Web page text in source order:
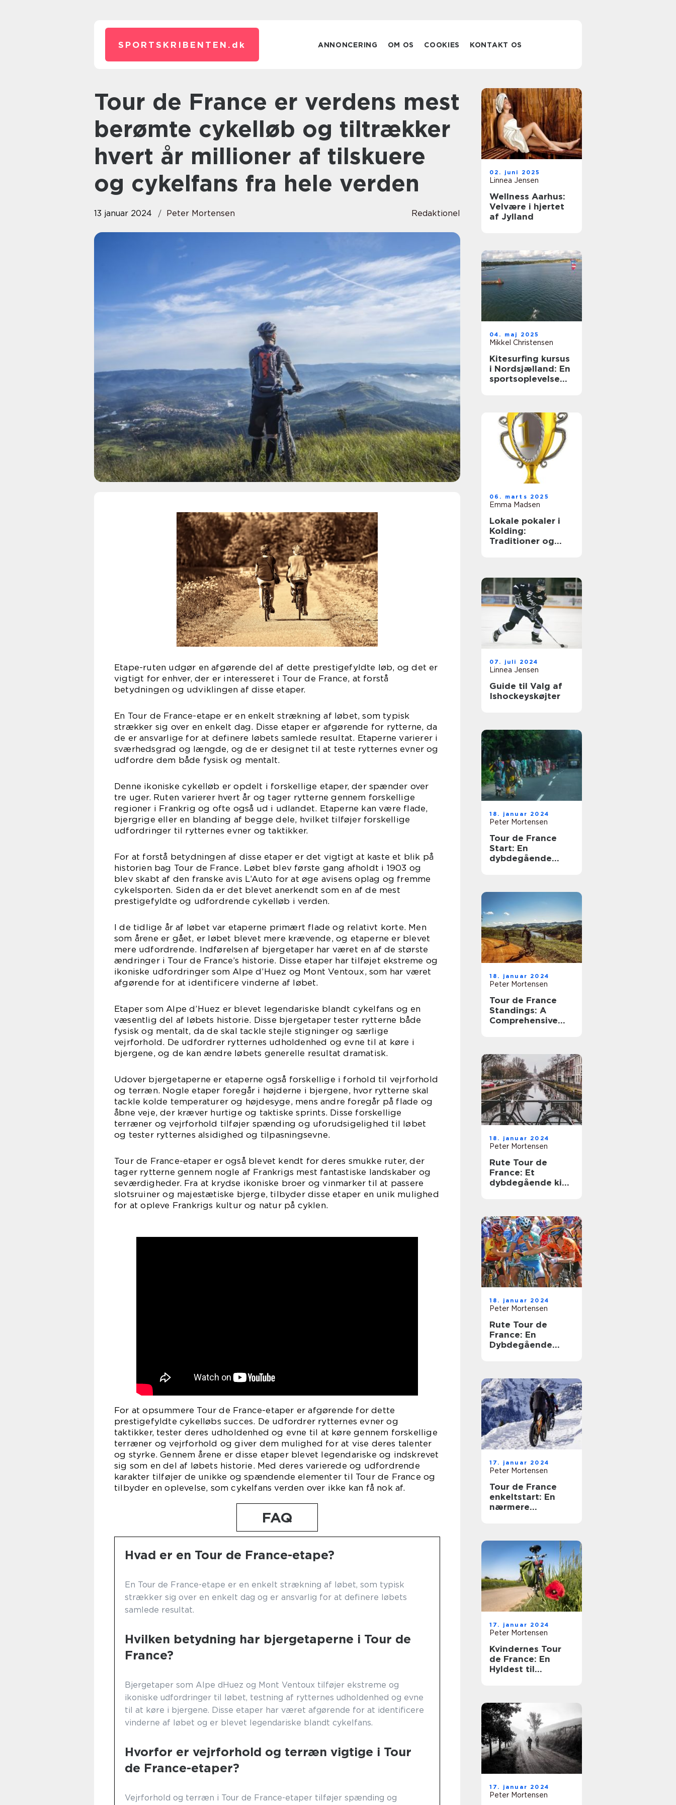
SPORTSKRIBENTEN. dk ANNONCERING OM OS COOKIES KONTAKT OS
Tour de France er verdens mest
berømte cykelløb og tiltrækker
hvert år millioner af tilskuere
og cykelfans fra hele verden
13 januar 2024 Peter Mortensen Redaktionel
Etape-ruten udgør en afgørende del af dette prestigefyldte løb, og det er
vigtigt for enhver, der er interesseret i Tour de France, at forstå
betydningen og udviklingen af disse etaper.
En Tour de France-etape er en enkelt strækning af løbet, som typisk
strækker sig over en enkelt dag. Disse etaper er afgørende for rytterne, da
de er ansvarlige for at definere løbets samlede resultat. Etaperne varierer i
sværhedsgrad og længde, og de er designet til at teste rytternes evner og
udfordre dem både fysisk og mentalt.
Denne ikoniske cykelløb er opdelt i forskellige etaper, der spænder over
tre uger. Ruten varierer hvert år og tager rytterne gennem forskellige
regioner i Frankrig og ofte også ud i udlandet. Etaperne kan være flade,
bjergrige eller en blanding af begge dele, hvilket tilføjer forskellige
udfordringer til rytternes evner og taktikker.
For at forstå betydningen af disse etaper er det vigtigt at kaste et blik på
historien bag Tour de France. Løbet blev første gang afholdt i 1903 og
blev skabt af den franske avis L’Auto for at øge avisens oplag og fremme
cykelsporten. Siden da er det blevet anerkendt som en af de mest
prestigefyldte og udfordrende cykelløb i verden.
I de tidlige år af løbet var etaperne primært flade og relativt korte. Men
som årene er gået, er løbet blevet mere krævende, og etaperne er blevet
mere udfordrende. Indførelsen af bjergetaper har været en af de største
ændringer i Tour de France’s historie. Disse etaper har tilføjet ekstreme og
ikoniske udfordringer som Alpe d’Huez og Mont Ventoux, som har været
afgørende for at identificere vinderne af løbet.
Etaper som Alpe d’Huez er blevet legendariske blandt cykelfans og en
væsentlig del af løbets historie. Disse bjergetaper tester rytterne både
fysisk og mentalt, da de skal tackle stejle stigninger og særlige
vejrforhold. De udfordrer rytternes udholdenhed og evne til at køre i
bjergene, og de kan ændre løbets generelle resultat dramatisk.
Udover bjergetaperne er etaperne også forskellige i forhold til vejrforhold
og terræn. Nogle etaper foregår i højderne i bjergene, hvor rytterne skal
tackle kolde temperaturer og højdesyge, mens andre foregår på flade og
åbne veje, der kræver hurtige og taktiske sprints. Disse forskellige
terræner og vejrforhold tilføjer spænding og uforudsigelighed til løbet
og tester rytternes alsidighed og tilpasningsevne.
Tour de France-etaper er også blevet kendt for deres smukke ruter, der
tager rytterne gennem nogle af Frankrigs mest fantastiske landskaber og
seværdigheder. Fra at krydse ikoniske broer og vinmarker til at passere
slotsruiner og majestætiske bjerge, tilbyder disse etaper en unik mulighed
for at opleve Frankrigs kultur og natur på cyklen.
For at opsummere Tour de France-etaper er afgørende for dette
prestigefyldte cykelløbs succes. De udfordrer rytternes evner og
taktikker, tester deres udholdenhed og evne til at køre gennem forskellige
terræner og vejrforhold og giver dem mulighed for at vise deres talenter
og styrke. Gennem årene er disse etaper blevet legendariske og indskrevet
sig som en del af løbets historie. Med deres varierede og udfordrende
karakter tilføjer de unikke og spændende elementer til Tour de France og
tilbyder en oplevelse, som cykelfans verden over ikke kan få nok af.
FAQ
Hvad er en Tour de France-etape?
En Tour de France-etape er en enkelt strækning af løbet, som typisk
strækker sig over en enkelt dag og er ansvarlig for at definere løbets
samlede resultat.
Hvilken betydning har bjergetaperne i Tour de
France?
Bjergetaper som Alpe dHuez og Mont Ventoux tilføjer ekstreme og
ikoniske udfordringer til løbet, testning af rytternes udholdenhed og evne
til at køre i bjergene. Disse etaper har været afgørende for at identificere
vinderne af løbet og er blevet legendariske blandt cykelfans.
Hvorfor er vejrforhold og terræn vigtige i Tour
de France-etaper?
Vejrforhold og terræn i Tour de France-etaper tilføjer spænding og
02. juni 2025
Linnea Jensen
Wellness Aarhus:
Velvære i hjertet
af Jylland
04. maj 2025
Mikkel Christensen
Kitesurfing kursus
i Nordsjælland: En
sportsoplevelse
06. marts 2025
Emma Madsen
Lokale pokaler i
Kolding:
Traditioner og
07. juli 2024
Linnea Jensen
Guide til Valg af
Ishockeyskøjter
18. januar 2024
Peter Mortensen
Tour de France
Start: En
dybdegående
18. januar 2024
Peter Mortensen
Tour de France
Standings: A
Comprehensive
18. januar 2024
Peter Mortensen
Rute Tour de
France: Et
dybdegående kig
18. januar 2024
Peter Mortensen
Rute Tour de
France: En
Dybdegående
17. januar 2024
Peter Mortensen
Tour de France
enkeltstart: En
nærmere
17. januar 2024
Peter Mortensen
Kvindernes Tour
de France: En
Hyldest til
17. januar 2024
Peter Mortensen